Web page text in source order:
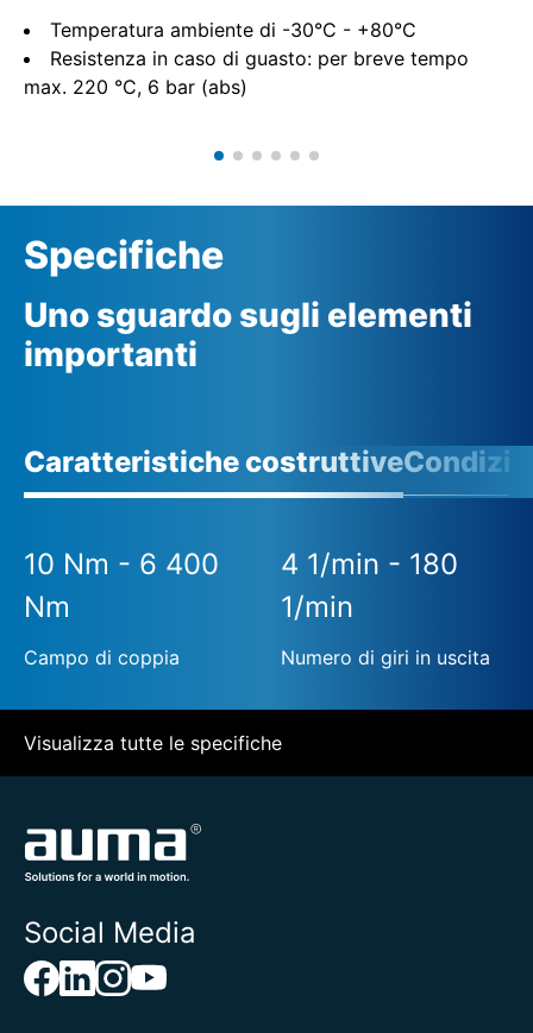
Temperatura ambiente di -30°C - +80°C
Resistenza in caso di guasto: per breve tempo
max. 220 °C, 6 bar (abs)
Specifiche
Uno sguardo sugli elementi
importanti
Caratteristiche costruttive
10 Nm - 6 400
Nm
Campo di coppia
4 1/min - 180
1/min
Numero di giri in uscita
Visualizza tutte le specifiche
Social Media